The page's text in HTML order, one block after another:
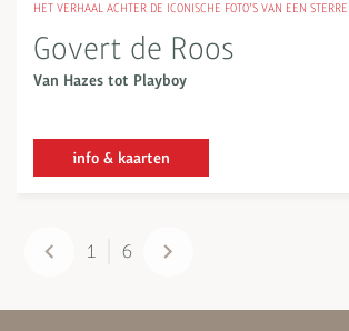
Govert de Roos
Van Hazes tot Playboy
HET VERHAAL ACHTER DE ICONISCHE FOTO’S VAN EEN
info & kaarten
1 6